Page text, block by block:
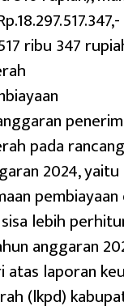
ribu 347
pada
2024,
lebih
anggaran
atas laporan
(lkpd)